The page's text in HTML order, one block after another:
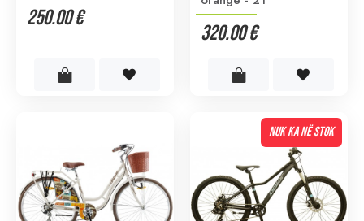
250.00 €
320.00 €
NUK KA NË STOK